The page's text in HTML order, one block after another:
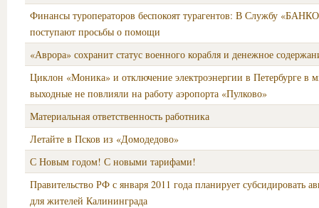
Финансы туроператоров беспокоят турагентов: В Службу
поступают просьбы о помощи
«Аврора» сохранит статус военного корабля и денежное
Циклон «Моника» и отключение электроэнергии в Петербурге в
выходные не повлияли на работу аэропорта «Пулково»
Материальная ответственность работника
Летайте в Псков из «Домодедово»
С Новым годом! С новыми тарифами!
Правительство РФ с января 2011 года планирует субсидировать
для жителей Калининграда